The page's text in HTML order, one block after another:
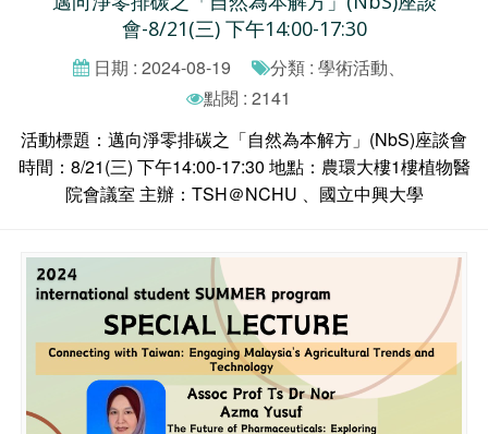
會-8/21(三) 下午14:00-17:30
日期 : 2024-08-19
分類 : 學術活動、
點閱 : 2141
活動標題：邁向淨零排碳之「自然為本解方」(NbS)座談會
時間：8/21(三) 下午14:00-17:30 地點：農環大樓1樓植物醫
院會議室 主辦：TSH＠NCHU 、國立中興大學